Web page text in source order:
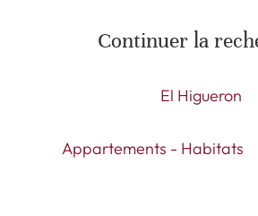
Continuer la
El Higueron
Appartements - Habitats